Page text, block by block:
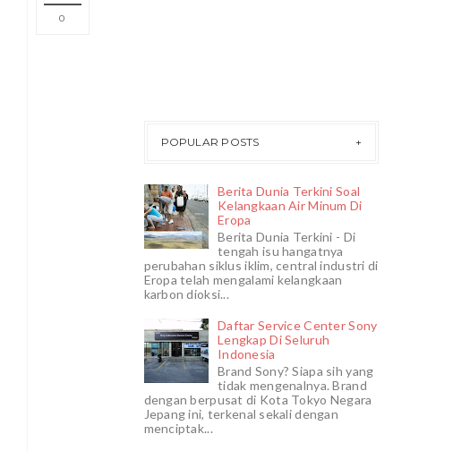
0
POPULAR POSTS
Berita Dunia Terkini Soal
Kelangkaan Air Minum Di
Eropa
Berita Dunia Terkini - Di
tengah isu hangatnya
perubahan siklus iklim, central industri di
Eropa telah mengalami kelangkaan
karbon dioksi...
Daftar Service Center Sony
Lengkap Di Seluruh
Indonesia
Brand Sony? Siapa sih yang
tidak mengenalnya. Brand
dengan berpusat di Kota Tokyo Negara
Jepang ini, terkenal sekali dengan
menciptak...